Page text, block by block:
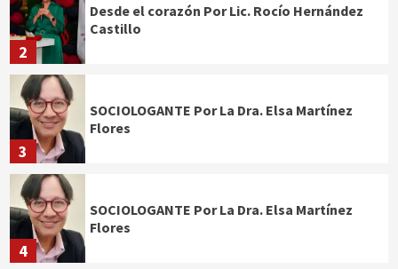
2
Desde el corazón Por Lic. Rocío Hernández
Castillo
3
SOCIOLOGANTE Por La Dra. Elsa Martínez
Flores
4
SOCIOLOGANTE Por La Dra. Elsa Martínez
Flores